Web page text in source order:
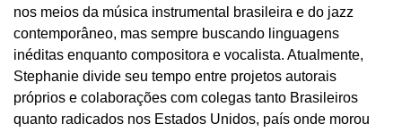
nos meios da música instrumental brasileira e do jazz
contemporâneo, mas sempre buscando linguagens
inéditas enquanto compositora e vocalista. Atualmente,
Stephanie divide seu tempo entre projetos autorais
próprios e colaborações com colegas tanto Brasileiros
quanto radicados nos Estados Unidos, país onde morou